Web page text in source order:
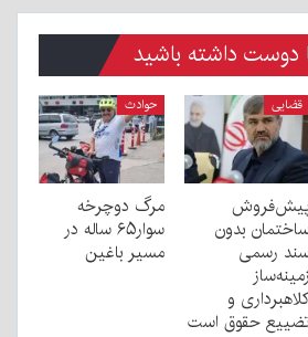
داشته باشید
قضایی
بدون
رسمی
زمینه‌ساز
و
حقوق است
حوادث
مرگ دوچرخه
سوار۶۵ ساله در
مسیر باغین